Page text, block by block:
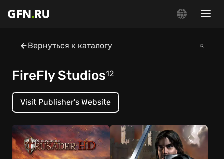
Вернуться к каталогу
FireFly Studios12
Visit Publisher's Website